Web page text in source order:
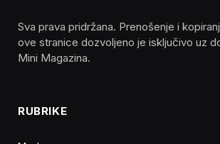
Sva prava pridržana. Prenošenje i
ove stranice dozvoljeno je isključivo uz
Mini Magazina.
RUBRIKE